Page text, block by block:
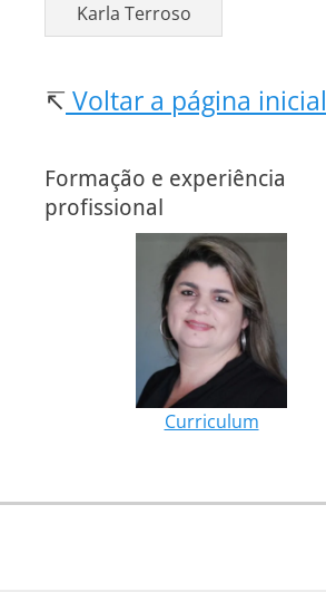
Karla Terroso
↸ Voltar a página inicial
Formação e experiência
profissional
Curriculum